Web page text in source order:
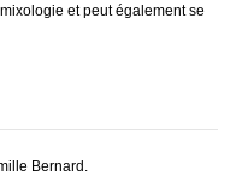
et peut également se
Bernard.